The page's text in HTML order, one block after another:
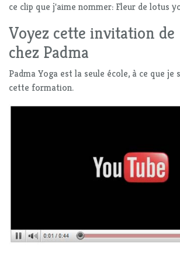
ce clip que j'aime nommer: Fleur de lotus
Voyez cette invitation de
chez Padma
Padma Yoga est la seule école, à ce que je
cette formation.